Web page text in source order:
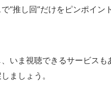
“推し回”だけをピンポイン
いま視聴できるサービスも
ましょう。